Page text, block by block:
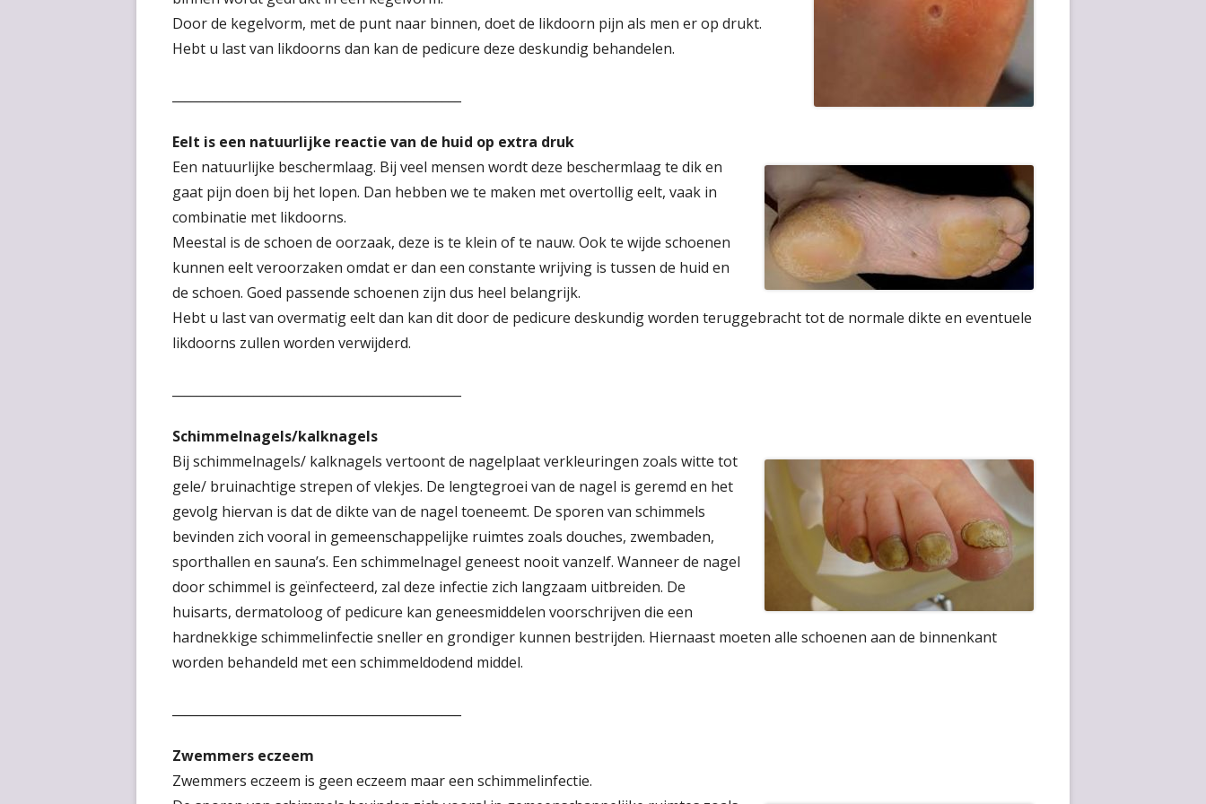
Door de kegelvorm, met de punt naar binnen, doet de likdoorn pijn als men er op drukt.
Hebt u last van likdoorns dan kan de pedicure deze deskundig behandelen.
Eelt is een natuurlijke reactie van de huid op extra druk
Een natuurlijke beschermlaag. Bij veel mensen wordt deze beschermlaag te dik en
gaat pijn doen bij het lopen. Dan hebben we te maken met overtollig eelt, vaak in
combinatie met likdoorns.
Meestal is de schoen de oorzaak, deze is te klein of te nauw. Ook te wijde schoenen
kunnen eelt veroorzaken omdat er dan een constante wrijving is tussen de huid en
de schoen. Goed passende schoenen zijn dus heel belangrijk.
Hebt u last van overmatig eelt dan kan dit door de pedicure deskundig worden teruggebracht tot de normale dikte en eventuele
likdoorns zullen worden verwijderd.
Schimmelnagels/kalknagels
Bij schimmelnagels/ kalknagels vertoont de nagelplaat verkleuringen zoals witte tot
gele/ bruinachtige strepen of vlekjes. De lengtegroei van de nagel is geremd en het
gevolg hiervan is dat de dikte van de nagel toeneemt. De sporen van schimmels
bevinden zich vooral in gemeenschappelijke ruimtes zoals douches, zwembaden,
sporthallen en sauna’s. Een schimmelnagel geneest nooit vanzelf. Wanneer de nagel
door schimmel is geïnfecteerd, zal deze infectie zich langzaam uitbreiden. De
huisarts, dermatoloog of pedicure kan geneesmiddelen voorschrijven die een
hardnekkige schimmelinfectie sneller en grondiger kunnen bestrijden. Hiernaast moeten alle schoenen aan de binnenkant
worden behandeld met een schimmeldodend middel.
Zwemmers eczeem
Zwemmers eczeem is geen eczeem maar een schimmelinfectie.